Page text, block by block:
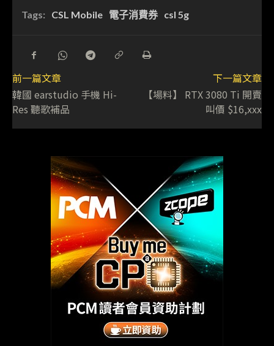
Tags: CSL Mobile 電子消費券 csl 5g
前一篇文章
韓國 earstudio 手機 Hi-
Res 聽歌補品
下一篇文章
【場料】 RTX 3080 Ti 開賣
叫價 $16,xxx